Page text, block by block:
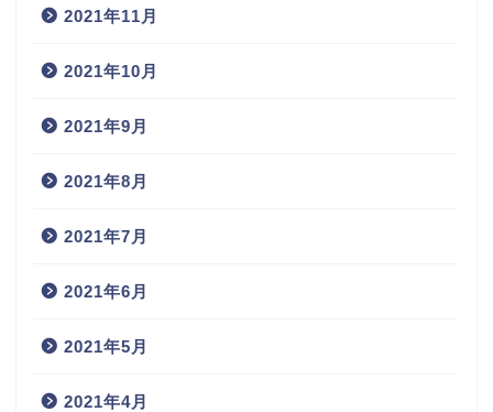
2021年11月
2021年10月
2021年9月
2021年8月
2021年7月
2021年6月
2021年5月
2021年4月